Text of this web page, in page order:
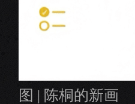
图 | 陈桐的新画